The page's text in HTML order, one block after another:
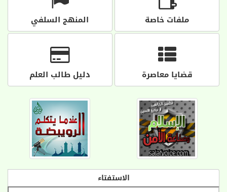
ملفات خاصة المنهج السلفي
قضايا معاصرة دليل طالب العلم
الاستفتاء